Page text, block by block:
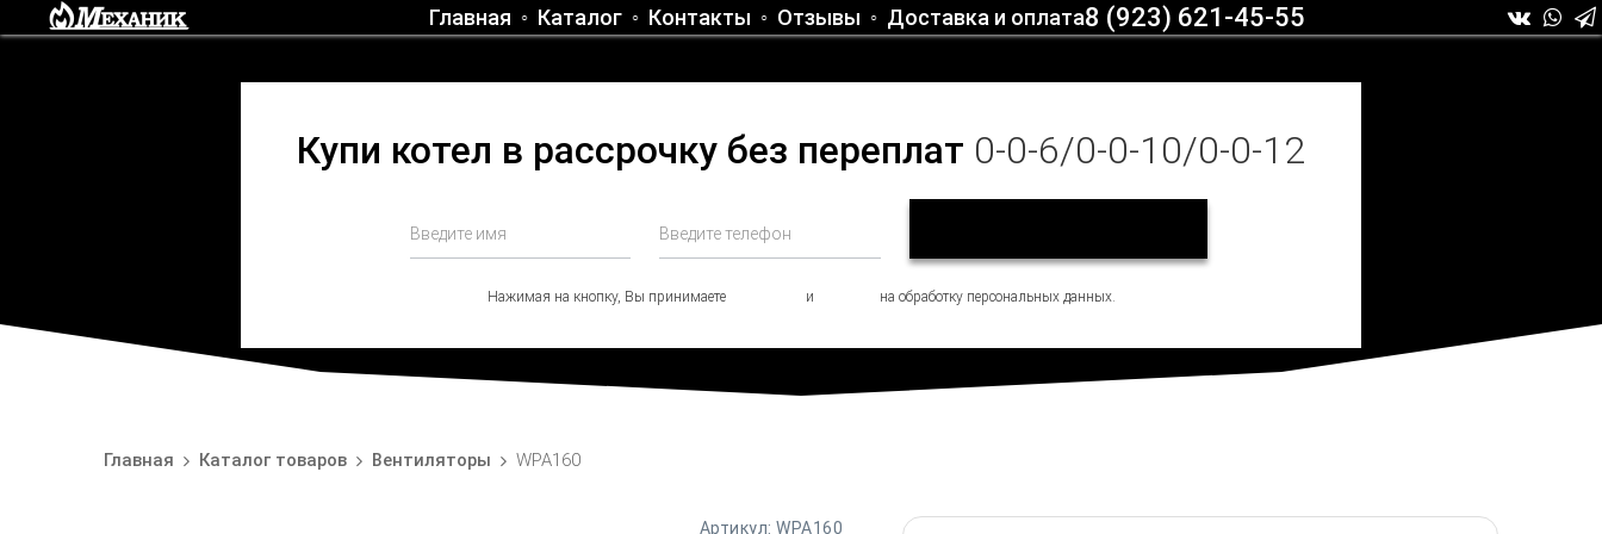
8 (923) 621-45-55
Главная Каталог Контакты Отзывы Доставка и оплата
Купи котел в рассрочку без переплат 0-0-6/0-0-10/0-0-12
Нажимая на кнопку, Вы принимаете и на обработку персональных данных.
Главная Каталог товаров Вентиляторы WPA160
Артикул: WPA160